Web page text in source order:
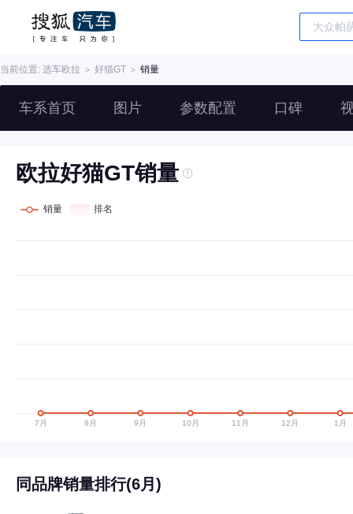
当前位置: 选车欧拉 ＞ 好猫GT ＞ 销量
车系首页 图片 参数配置 口碑
欧拉好猫GT销量
同品牌销量排行(6月)